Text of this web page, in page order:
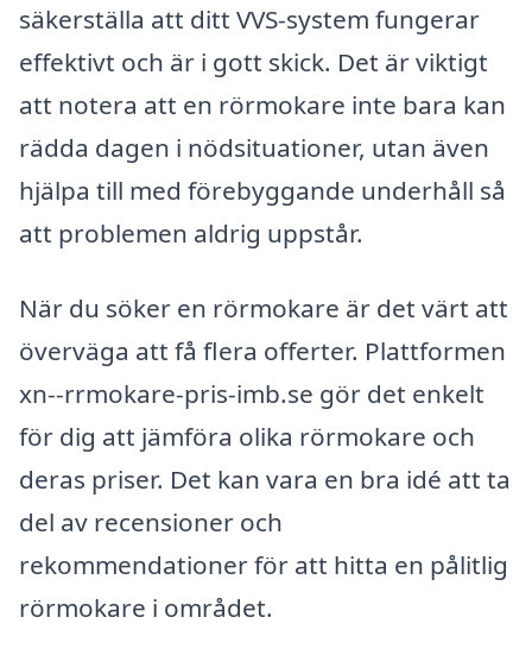
säkerställa att ditt VVS-system fungerar
effektivt och är i gott skick. Det är viktigt
att notera att en rörmokare inte bara kan
rädda dagen i nödsituationer, utan även
hjälpa till med förebyggande underhåll så
att problemen aldrig uppstår.
När du söker en rörmokare är det värt att
överväga att få flera offerter. Plattformen
xn--rrmokare-pris-imb.se gör det enkelt
för dig att jämföra olika rörmokare och
deras priser. Det kan vara en bra idé att ta
del av recensioner och
rekommendationer för att hitta en pålitlig
rörmokare i området.